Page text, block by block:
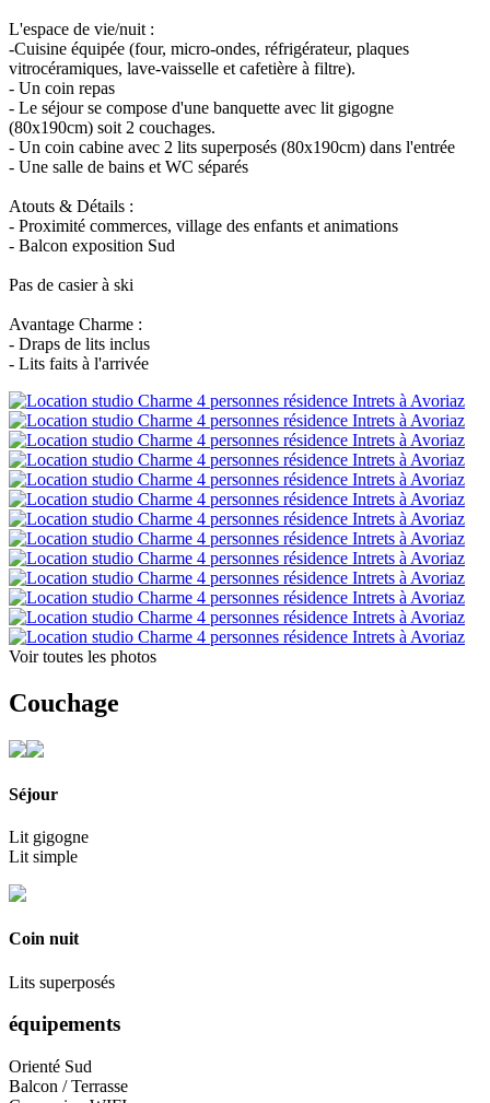
L'espace de vie/nuit :
-Cuisine équipée (four, micro-ondes, réfrigérateur, plaques
vitrocéramiques, lave-vaisselle et cafetière à filtre).
- Un coin repas
- Le séjour se compose d'une banquette avec lit gigogne
(80x190cm) soit 2 couchages.
- Un coin cabine avec 2 lits superposés (80x190cm) dans l'entrée
- Une salle de bains et WC séparés
Atouts & Détails :
- Proximité commerces, village des enfants et animations
- Balcon exposition Sud
Pas de casier à ski
Avantage Charme :
- Draps de lits inclus
- Lits faits à l'arrivée
Voir toutes les photos
Couchage
Séjour
Lit gigogne
Lit simple
Coin nuit
Lits superposés
équipements
Orienté Sud
Balcon / Terrasse